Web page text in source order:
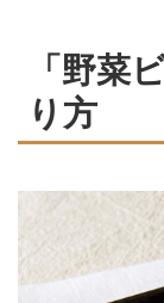
「野菜
り方